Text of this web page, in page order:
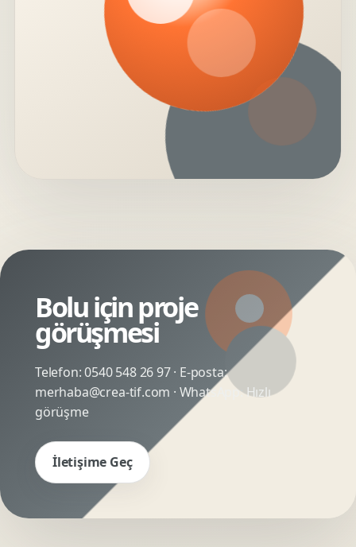
Bolu için proje
görüşmesi
Telefon:0540 548 26 97· E-posta:
merhaba@crea-tif.com · WhatsApp:Hızlı
görüşme
İletişime Geç